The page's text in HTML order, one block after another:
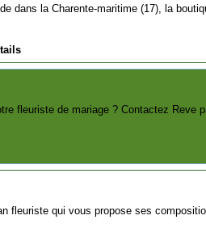
dans la Charente-maritime (17), la
fleuriste de mariage ? Contactez Reve
fleuriste qui vous propose ses